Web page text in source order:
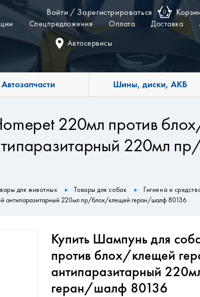
Войти / Зарегистрироваться 0
Спецпредложения Оплата Доставка
Автосервисы
Автозапчасти Шины, диски, АКБ
220мл против
220мл
для животных Товары для собак
Гигиена и
антипаразитарный 220мл пр/блох/клещей геран/шалф 80136
Купить Шампунь для
против блох/клещей
антипаразитарный
геран/шалф 80136